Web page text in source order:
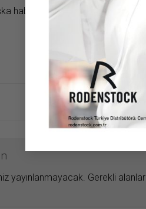
haber bulunamadı
yayınlanmayacak. Gerekli alanlar